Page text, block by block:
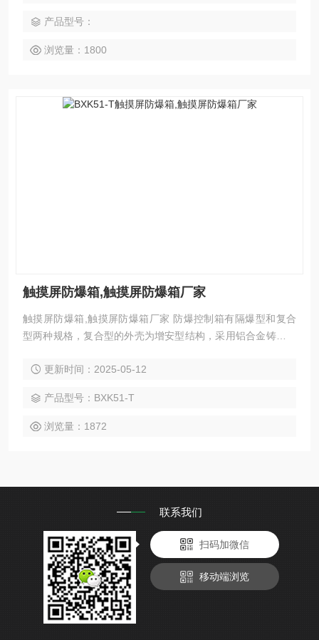
口方向及内部元件可由用户要求而定。
产品型号：
浏览量：1800
触摸屏防爆箱,触摸屏防爆箱厂家
触摸屏防爆箱,触摸屏防爆箱厂家 防爆控制箱有隔爆型和复合
型两种规格，复合型的外壳为增安型结构，采用铝合金铸造而
爆信号灯和各种过载仪表。控制箱内部元件可根据用户的要求
而仪表可任选配电流表、电压表、温控仪、进出线灵活多变，
可根据用户要求任意选择，实现就地操作和远距离控制。
更新时间：2025-05-12
产品型号：BXK51-T
浏览量：1872
联系我们
扫码加微信
移动端浏览